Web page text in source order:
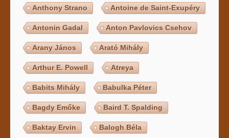
Anthony Strano Antoine de Saint-Exupéry
Antonin Gadal Anton Pavlovics Csehov
Arany János Arató Mihály
Arthur E. Powell Atreya
Babits Mihály Babulka Péter
Bagdy Emőke Baird T. Spalding
Baktay Ervin Balogh Béla